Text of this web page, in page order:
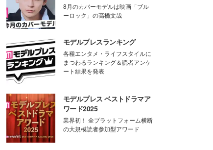
8月のカバーモデルは映画「ブル
ーロック」の高橋文哉
モデルプレスランキング
各種エンタメ・ライフスタイルに
まつわるランキング＆読者アンケ
ート結果を発表
モデルプレス ベストドラマア
ワード2025
業界初！ 全プラットフォーム横断
の大規模読者参加型アワード